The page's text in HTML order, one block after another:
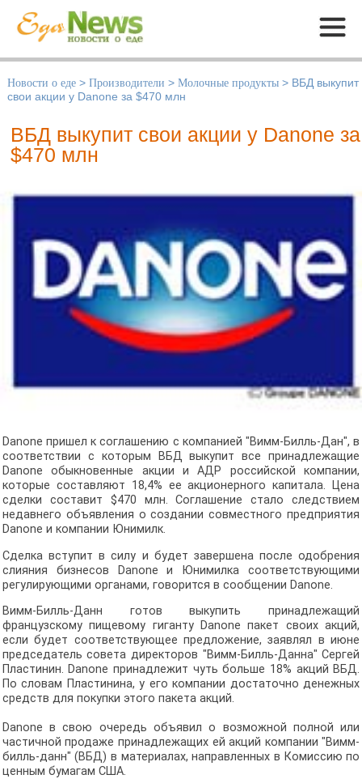
Меню
Новости о еде > Производители > Молочные продукты > ВБД выкупит
свои акции у Danone за $470 млн
ВБД выкупит свои акции у Danone за
$470 млн
Danone пришел к соглашению с компанией "Вимм-Билль-Дан", в
соответствии с которым ВБД выкупит все принадлежащие
Danone обыкновенные акции и АДР российской компании,
которые составляют 18,4% ее акционерного капитала. Цена
сделки составит $470 млн. Соглашение стало следствием
недавнего объявления о создании совместного предприятия
Danone и компании Юнимилк.
Сделка вступит в силу и будет завершена после одобрения
слияния бизнесов Danone и Юнимилка соответствующими
регулирующими органами, говорится в сообщении Danone.
Вимм-Билль-Данн готов выкупить принадлежащий
французскому пищевому гиганту Danone пакет своих акций,
если будет соответствующее предложение, заявлял в июне
председатель совета директоров "Вимм-Билль-Данна" Сергей
Пластинин. Danone принадлежит чуть больше 18% акций ВБД.
По словам Пластинина, у его компании достаточно денежных
средств для покупки этого пакета акций.
Danone в свою очередь объявил о возможной полной или
частичной продаже принадлежащих ей акций компании "Вимм-
билль-данн" (ВБД) в материалах, направленных в Комиссию по
ценным бумагам США.